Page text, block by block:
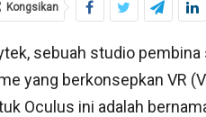
Kongsikan
sebuah studio
yang berkonsepkan VR
Oculus ini adalah